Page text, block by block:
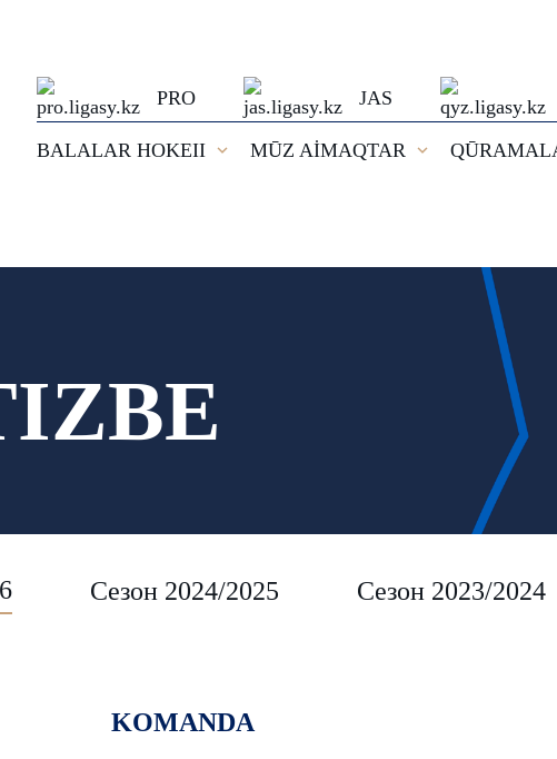
PRO JAS
BALALAR HOKEII
MŪZ AİMAQTAR
Сезон 2024/2025 Сезон 2023/2024
KOMANDA